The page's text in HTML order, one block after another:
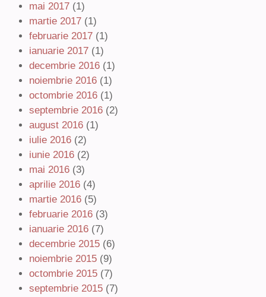
mai 2017 (1)
martie 2017 (1)
februarie 2017 (1)
ianuarie 2017 (1)
decembrie 2016 (1)
noiembrie 2016 (1)
octombrie 2016 (1)
septembrie 2016 (2)
august 2016 (1)
iulie 2016 (2)
iunie 2016 (2)
mai 2016 (3)
aprilie 2016 (4)
martie 2016 (5)
februarie 2016 (3)
ianuarie 2016 (7)
decembrie 2015 (6)
noiembrie 2015 (9)
octombrie 2015 (7)
septembrie 2015 (7)